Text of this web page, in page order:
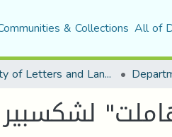
& Collections All of
Faculty of Letters and Languages
لشكسبير